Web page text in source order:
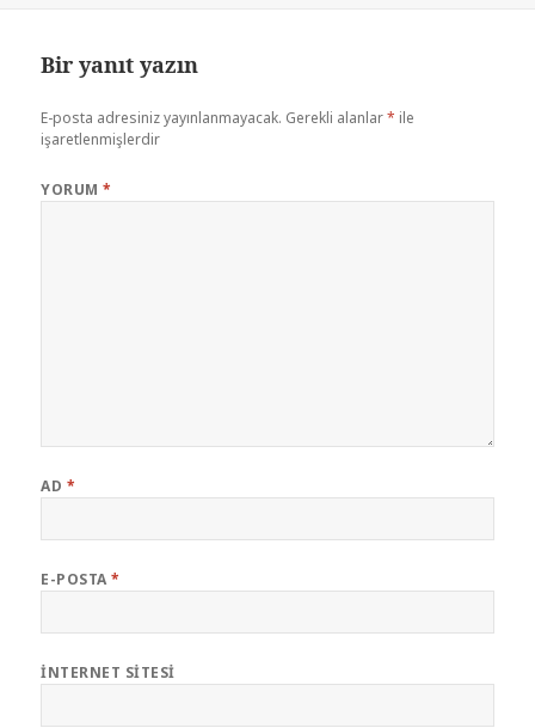
Bir yanıt yazın
E-posta adresiniz yayınlanmayacak. Gerekli alanlar* ile
işaretlenmişlerdir
YORUM*
AD *
E-POSTA*
İNTERNET SITESI